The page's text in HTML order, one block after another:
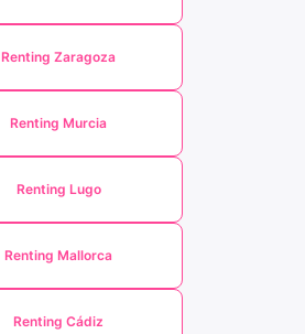
Renting Zaragoza
Renting Murcia
Renting Lugo
Renting Mallorca
Renting Cádiz